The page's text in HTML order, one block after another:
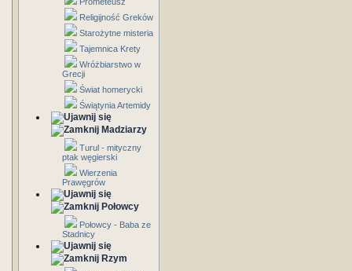
Religijność Greków
Starożytne misteria
Tajemnica Krety
Wróżbiarstwo w
Grecji
Świat homerycki
Świątynia Artemidy
Madziarzy
Turul - mityczny
ptak węgierski
Wierzenia
Prawęgrów
Połowcy
Połowcy - Baba ze
Stadnicy
Rzym